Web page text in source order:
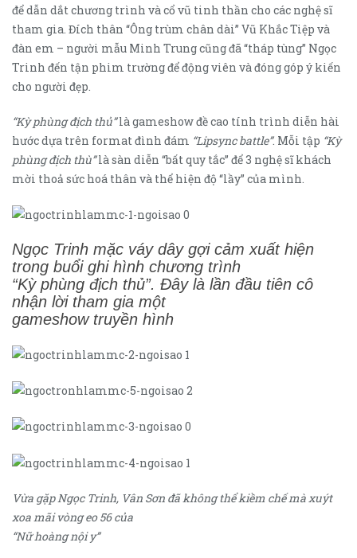
để dẫn dắt chương trình và cổ vũ tinh thần cho các nghệ sĩ
tham gia. Đích thân “Ông trùm chân dài” Vũ Khắc Tiệp và
đàn em – người mẫu Minh Trung cũng đã “tháp tùng” Ngọc
Trinh đến tận phim trường để động viên và đóng góp ý kiến
cho người đẹp.
“Kỳ phùng địch thủ”là gameshow đề cao tính trình diễn hài
hước dựa trên format đình đám “Lipsync battle”. Mỗi tập “Kỳ
phùng địch thù”là sàn diễn “bất quy tắc” để 3 nghệ sĩ khách
mời thoả sức hoá thân và thể hiện độ “lầy” của mình.
Ngọc Trinh mặc váy dây gợi cảm xuất hiện
trong buổi ghi hình chương trình
“Kỳ phùng địch thủ”. Đây là lần đầu tiên cô
nhận lời tham gia một
gameshow truyền hình
Vừa gặp Ngọc Trinh, Vân Sơn đã không thể kiềm chế mà xuýt
xoa mãi vòng eo 56 của
“Nữ hoàng nội y”